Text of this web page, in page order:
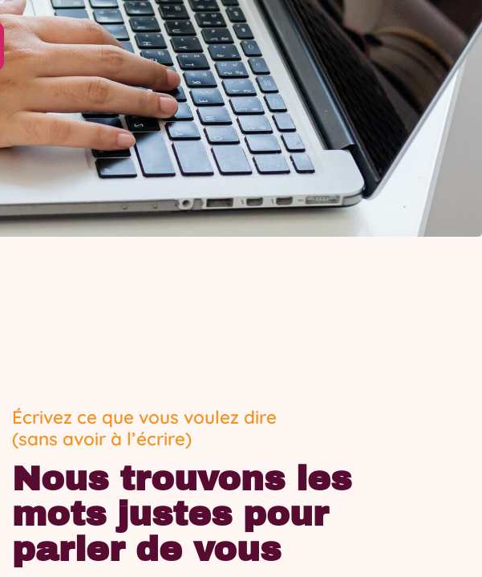
Écrivez ce que vous voulez dire
(sans avoir à l’écrire)
Nous trouvons les
mots justes pour
parler de vous